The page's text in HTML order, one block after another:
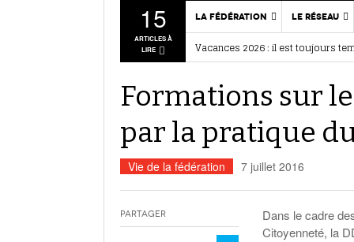
15
ARTICLES À
LIRE
LA FÉDÉRATION
Qui sommes-nous ?
Vie statutaire de la
fédération
Ressources
associatives
Vie sportive
Annuaire des services
LE RÉSEAU
Actualités
Vacances 2026 : il est toujours
BAFA / BAFD : nos stages d’été- 28
Quartiers d’été : citoyenneté et
Assemblée générale 2026 : retour
Formations sur
par la pratique
Vie de la fédération 7 juillet 2016
Dans le cadre
Citoyenneté, la
Partager